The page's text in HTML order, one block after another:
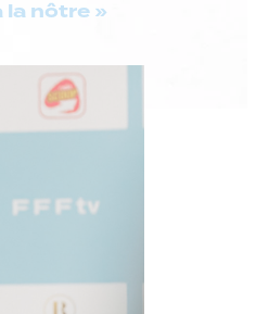
la nôtre »